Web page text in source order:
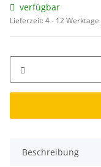
verfügbar
Lieferzeit:4 - 12 Werktage
Beschreibung